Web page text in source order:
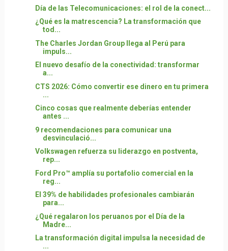
Día de las Telecomunicaciones: el rol de la conect...
¿Qué es la matrescencia? La transformación que
tod...
The Charles Jordan Group llega al Perú para
impuls...
El nuevo desafío de la conectividad: transformar
a...
CTS 2026: Cómo convertir ese dinero en tu primera
...
Cinco cosas que realmente deberías entender
antes ...
9 recomendaciones para comunicar una
desvinculació...
Volkswagen refuerza su liderazgo en postventa,
rep...
Ford Pro™ amplía su portafolio comercial en la
reg...
El 39% de habilidades profesionales cambiarán
para...
¿Qué regalaron los peruanos por el Día de la
Madre...
La transformación digital impulsa la necesidad de
...